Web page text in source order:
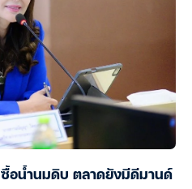
อน้ำนมดิบ ตลาดยังมีดีมานด์